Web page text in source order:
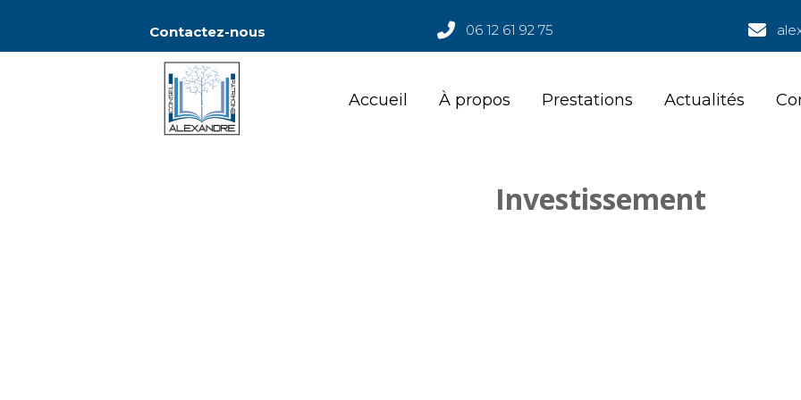
Contactez-nous 06 12 61 92 75
Accueil À propos Prestations Actualités
Investissement
Accueil À propos Prestations Actualités